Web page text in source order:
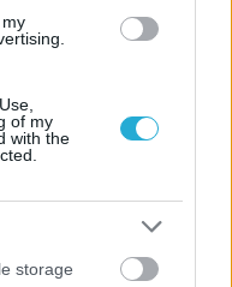
of my
with the
storage